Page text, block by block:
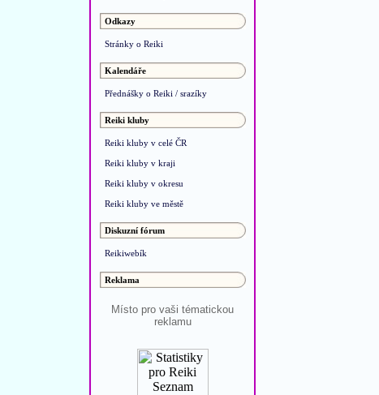
Odkazy
Stránky o Reiki
Kalendáře
Přednášky o Reiki / srazíky
Reiki kluby
Reiki kluby v celé ČR
Reiki kluby v kraji
Reiki kluby v okresu
Reiki kluby ve městě
Diskuzní fórum
Reikiwebík
Reklama
Místo pro vaši tématickou
reklamu